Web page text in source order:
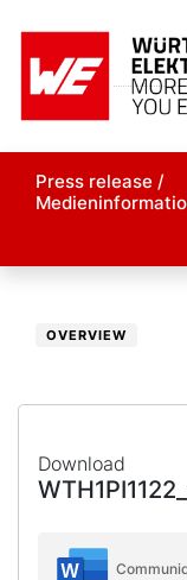
Press release /
OVERVIEW
Download